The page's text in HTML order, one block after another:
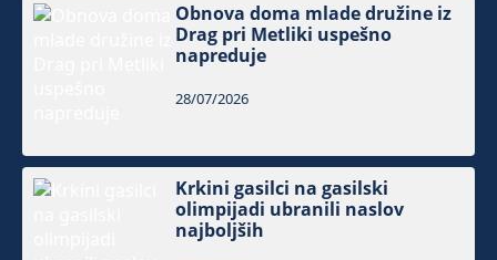
Obnova doma mlade družine iz
Drag pri Metliki uspešno
napreduje
28/07/2026
Krkini gasilci na gasilski
olimpijadi ubranili naslov
najboljših